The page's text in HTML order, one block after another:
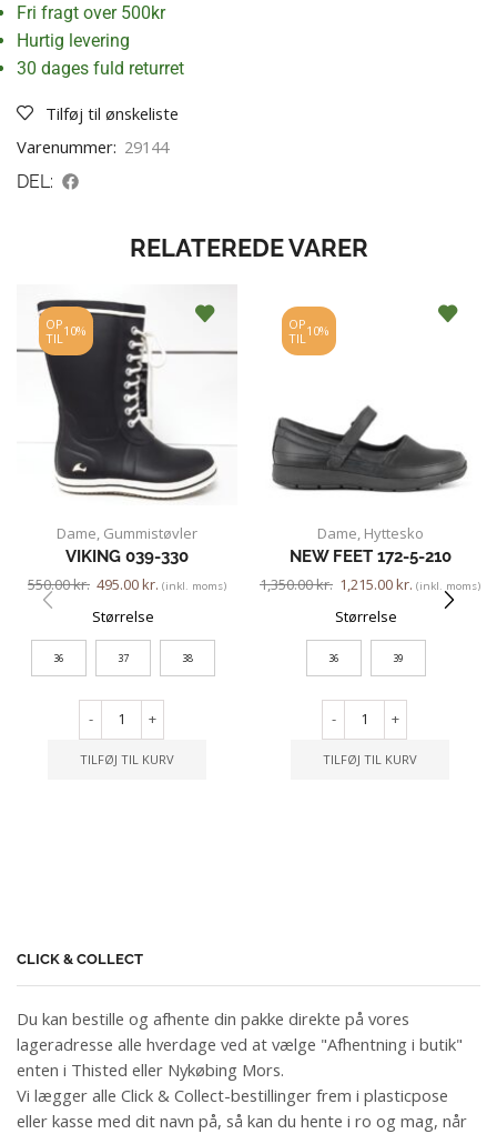
Fri fragt over 500kr
Hurtig levering
30 dages fuld returret
Tilføj til ønskeliste
Varenummer: 29144
DEL:
RELATEREDE VARER
OP
TIL 10%
Dame Gummistøvler
VIKING 039-330
550.00kr. 495.00kr. (inkl. moms)
Størrelse
36 37 38
- +
TILFØJ TIL KURV
OP
TIL 10%
Dame Hyttesko
NEW FEET 172-5-210
1,350.00kr. 1,215.00kr. (inkl. moms)
Størrelse
36 39
- +
TILFØJ TIL KURV
CLICK & COLLECT
Du kan bestille og afhente din pakke direkte på vores
lageradresse alle hverdage ved at vælge "Afhentning i butik"
enten i Thisted eller Nykøbing Mors.
Vi lægger alle Click & Collect-bestillinger frem i plasticpose
eller kasse med dit navn på, så kan du hente i ro og mag, når